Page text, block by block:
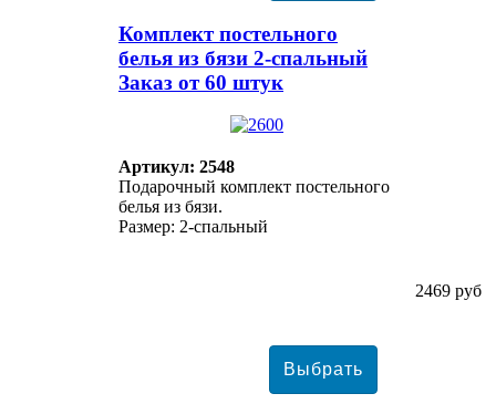
Комплект постельного
белья из бязи 2-спальный
Заказ от 60 штук
Артикул: 2548
Подарочный комплект постельного
белья из бязи.
Размер: 2-спальный
2469 руб